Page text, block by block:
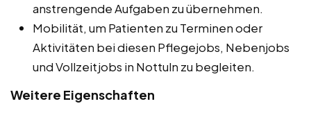
anstrengende Aufgaben zu übernehmen.
Mobilität, um Patienten zu Terminen oder
Aktivitäten bei diesen Pflegejobs, Nebenjobs
und Vollzeitjobs in Nottuln zu begleiten.
Weitere Eigenschaften